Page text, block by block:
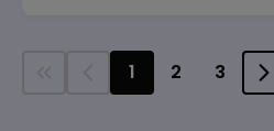
1 2 3